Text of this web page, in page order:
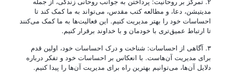
مدیتیشن، دعا، و مطالعه کتب مقدس، می‌تواند به ما کمک کند تا
احساسات خود را بهتر مدیریت کنیم. این فعالیت‌ها به ما کمک می‌کنند
تا ارتباط عمیق‌تری با خودمان و با خداوند برقرار کنیم.
۳. آگاهی از احساسات: شناخت و درک احساسات خود، اولین قدم
برای مدیریت آن‌هاست. با انعکاس بر احساسات خود و تفکر درباره
دلایل آن‌ها، می‌توانیم بهترین راه برای مدیریت آن‌ها را پیدا کنیم.